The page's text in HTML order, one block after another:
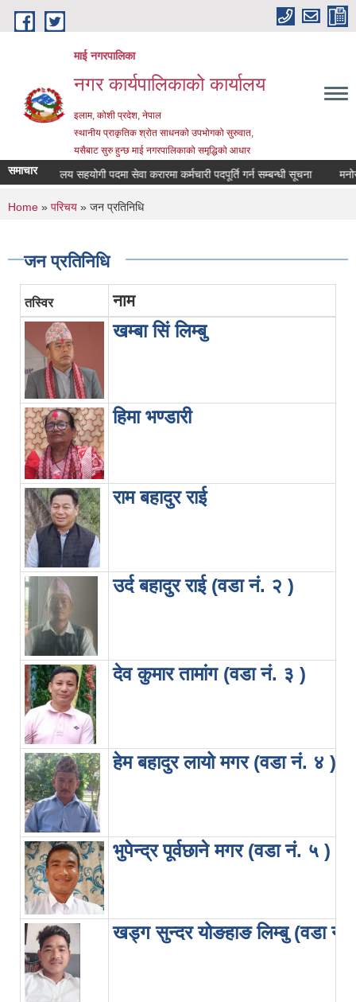
Skip to main content
माई नगरपालिका
नगर कार्यपालिकाको कार्यालय
इलाम, कोशी प्रदेश, नेपाल
स्थानीय प्राकृतिक श्रोत साधनको उपभोगको सुरुवात,
यसैबाट सुरु हुन्छ माई नगरपालिकाको समृद्धिको आधार
समाचारकार्यालय सहयोगी पदमा सेवा करारमा कर्मचारी पदपूर्ति गर्न सम्बन्धी सूचना
You are here
Home » परिचय » जन प्रतिनिधि
जन प्रतिनिधि
तस्विर नाम
खम्बा सिं लिम्बु
हिमा भण्डारी
राम बहादुर राई
उर्द बहादुर राई (वडा नं. २ )
देव कुमार तामांग (वडा नं. ३ )
हेम बहादुर लायो मगर (वडा नं. ४ )
भुपेन्द्र पूर्वछाने मगर (वडा नं. ५ )
खड्ग सुन्दर योङहाङ लिम्बु (वडा नं.